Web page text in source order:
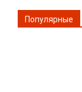
Популярные